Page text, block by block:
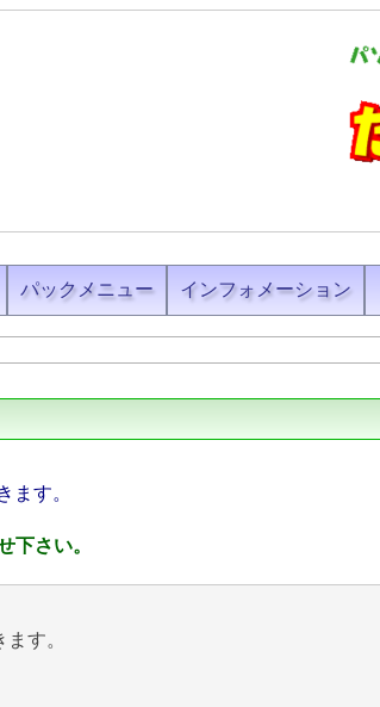
パックメニュー インフォメーション
ます。
下さい。
す。